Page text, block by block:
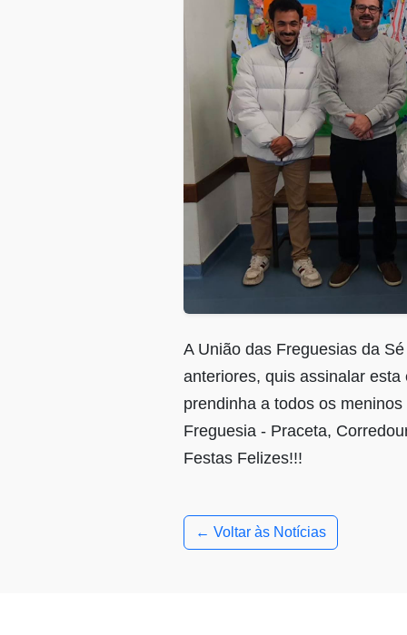
A União das Freguesias da
anteriores, quis assinalar
prendinha a todos os
Freguesia - Praceta,
Festas Felizes!!!
← Voltar às Notícias